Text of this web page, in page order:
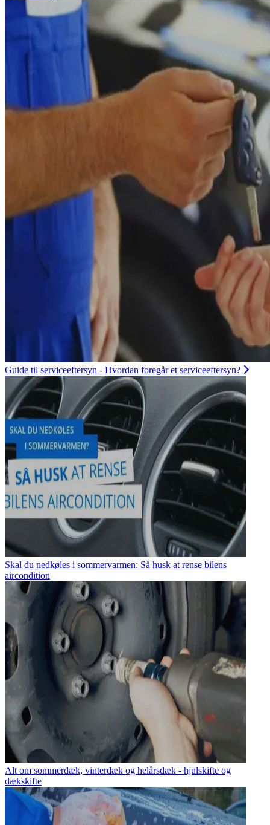
Guide til serviceeftersyn - Hvordan foregår et serviceeftersyn?
Skal du nedkøles i sommervarmen: Så husk at rense bilens
aircondition
Alt om sommerdæk, vinterdæk og helårsdæk - hjulskifte og
dækskifte